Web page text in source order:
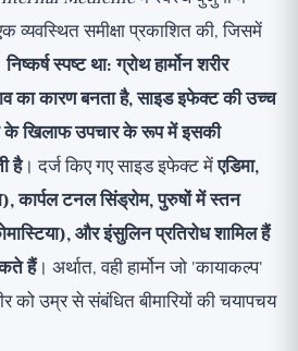
व्यवस्थित समीक्षा प्रकाशित की, जिसमें
निष्कर्ष स्पष्ट था: ग्रोथ हार्मोन शरीर
का कारण बनता है, साइड इफेक्ट की उच्च
खिलाफ उपचार के रूप में इसकी
है। दर्ज किए गए साइड इफेक्ट मेंएडिमा,
कार्पल टनल सिंड्रोम, पुरुषों में स्तन
और इंसुलिन प्रतिरोध शामिल हैं
हैं। अर्थात, वही हार्मोन जो 'कायाकल्प'
को उम्र से संबंधित बीमारियों की चयापचय